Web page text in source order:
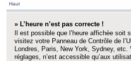
Haut
» L’heure n’est pas correcte !
Il est possible que l’heure affichée
visitez votre Panneau de Contrôle de
Londres, Paris, New York, Sydney,
réglages, n’est accessible qu’aux